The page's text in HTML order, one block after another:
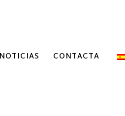
NOTICIAS CONTACTA